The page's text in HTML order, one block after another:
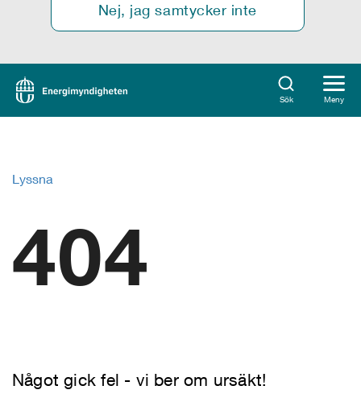
Nej, jag samtycker inte
Sök Meny
Lyssna
404
Något gick fel - vi ber om ursäkt!